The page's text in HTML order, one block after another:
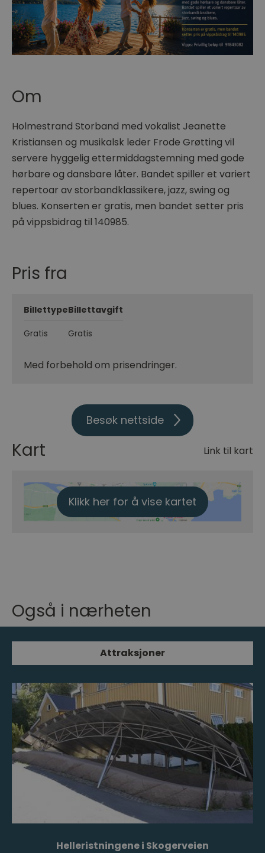
Om
Holmestrand Storband med vokalist Jeanette
Kristiansen og musikalsk leder Frode Grøtting vil
servere hyggelig ettermiddagstemning med gode
hørbare og dansbare låter. Bandet spiller et variert
repertoar av storbandklassikere, jazz, swing og
blues. Konserten er gratis, men bandet setter pris
på vippsbidrag til 140985.
Pris fra
BillettypeBillettavgift
Gratis
Gratis
Med forbehold om prisendringer.
Besøk nettside
Kart Link til kart
Klikk her for å vise kartet
Også i nærheten
Attraksjoner
Helleristningene i Skogerveien